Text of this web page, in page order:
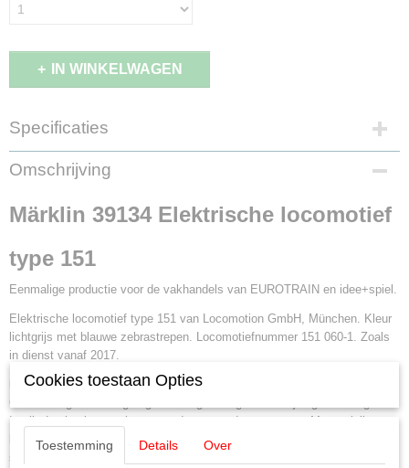
IN WINKELWAGEN
Specificaties
EAN code
4001883391342
39134
H0 (1:87)
Aansturing
Staat
Nieuw
Omschrijving
Märklin 39134 Elektrische locomotief
type 151
Eenmalige productie voor de vakhandels van EUROTRAIN en idee+spiel.
Elektrische locomotief type 151 van Locomotion GmbH, München. Kleur
lichtgrijs met blauwe zebrastrepen. Locomotiefnummer 151 060-1. Zoals
in dienst vanaf 2017.
Model:Met digitale mfx+ decoder en uitgebreide geluidsfuncties.
Centraal ingebouwde geregelde hoogvermogensaandrijving met vliegwiel.
In elk draaistel twee via een cardan aangedreven assen. Met antislip
banden. Met de rijrichting wisselend driepunts frontsein en twee rode
sluitlichten, analoog brandend en in digitaal bedrijf apart schakelbaar. Met
Cookies toestaan Opties
Toestemming Details Over